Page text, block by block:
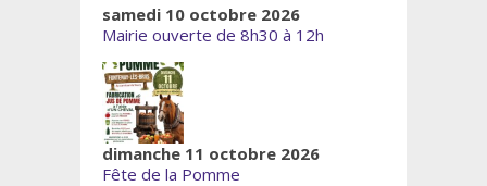
samedi 10 octobre 2026
Mairie ouverte de 8h30 à 12h
dimanche 11 octobre 2026
Fête de la Pomme